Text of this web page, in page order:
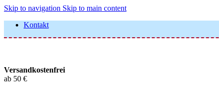
Skip to navigation Skip to main content
Kontakt
Versandkostenfrei
ab 50 €